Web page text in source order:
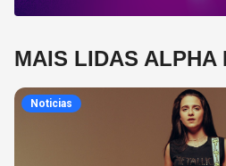
MAIS LIDAS ALPHA
Noticias